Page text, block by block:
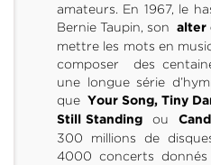
amateurs. En 1967, le
Bernie Taupin, son
alter
mettre les mots en
composer des
une longue série
que
Your Song, Tiny
Still Standingou
300 millions de
4000 concerts